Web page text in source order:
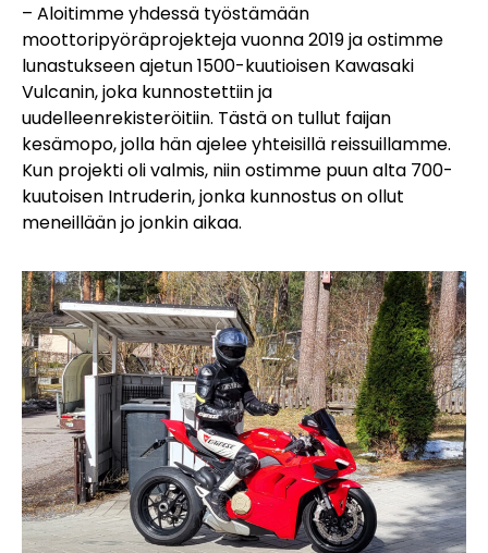
– Aloitimme yhdessä työstämään
moottoripyöräprojekteja vuonna 2019 ja ostimme
lunastukseen ajetun 1500-kuutioisen Kawasaki
Vulcanin, joka kunnostettiin ja
uudelleenrekisteröitiin. Tästä on tullut faijan
kesämopo, jolla hän ajelee yhteisillä reissuillamme.
Kun projekti oli valmis, niin ostimme puun alta 700-
kuutoisen Intruderin, jonka kunnostus on ollut
meneillään jo jonkin aikaa.